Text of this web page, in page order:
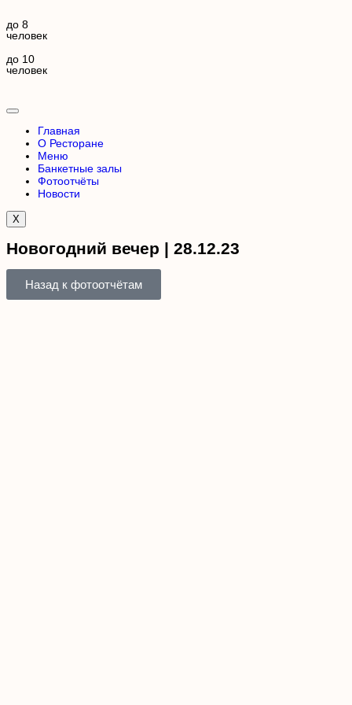
до 8
человек
до 10
человек
Главная
О Ресторане
Меню
Банкетные залы
Фотоотчёты
Новости
X
Новогодний вечер | 28.12.23
Назад к фотоотчётам